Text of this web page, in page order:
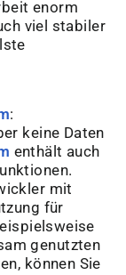
enorm
viel stabiler
:
keine Daten
enthält auch
mit
für
genutzten
können Sie